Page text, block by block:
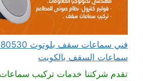
سماعات السقف بالكويت
تقدم شركتنا خدمات تركيب